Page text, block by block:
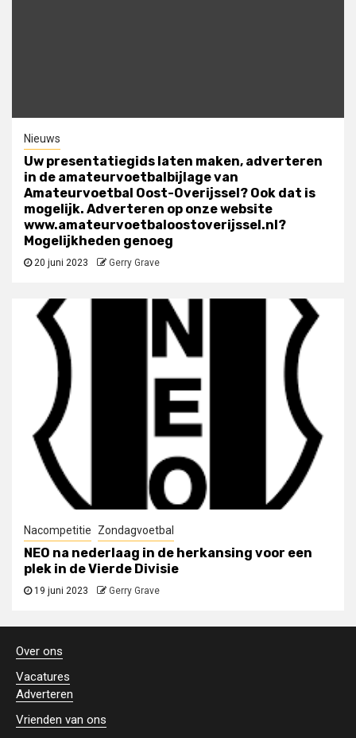
Nieuws
Uw presentatiegids laten maken, adverteren
in de amateurvoetbalbijlage van
Amateurvoetbal Oost-Overijssel? Ook dat is
mogelijk. Adverteren op onze website
www.amateurvoetbaloostoverijssel.nl?
Mogelijkheden genoeg
20 juni 2023 Gerry Grave
Nacompetitie Zondagvoetbal
NEO na nederlaag in de herkansing voor een
plek in de Vierde Divisie
19 juni 2023 Gerry Grave
Over ons
Vacatures
Adverteren
Vrienden van ons